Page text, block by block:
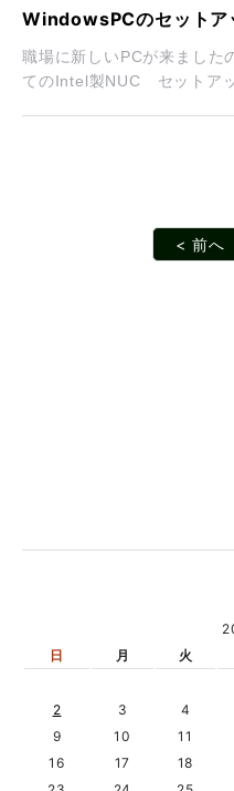
WindowsPCのセットア
職場に新しいPCが来ました
てのIntel製NUC セットア
< 前へ
日
月 火
2
3 4
9
10 11
16
17 18